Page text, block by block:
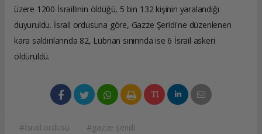
üzere 1200 İsraillinin öldüğü, 5 bin 132 kişinin yaralandığı
duyuruldu. İsrail ordusuna göre, Gazze Şeridi'ne düzenlenen
kara saldırılarında 82, Lübnan sınırında ise 6 İsrail askeri
öldürüldü.
#İsrail ordusu #gazze şeridi